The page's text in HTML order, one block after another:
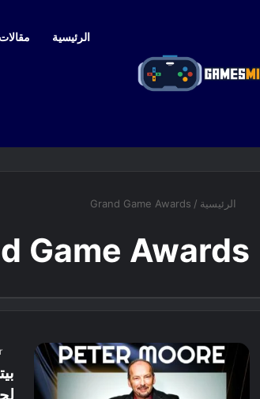
الرئيسية مقالات
الرئيسية /
Grand Game Awards
Game Awards